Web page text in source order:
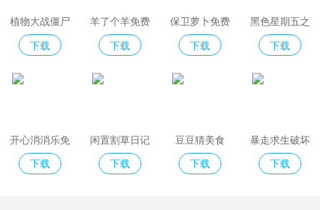
植物大战僵尸
2免费版
下载
羊了个羊免费
下载
保卫萝卜免费
版
下载
黑色星期五之
夜indiecross
下载
开心消消乐免
费版
下载
闲置割草日记
下载
豆豆猜美食
下载
暴走求生破坏
模拟器
下载